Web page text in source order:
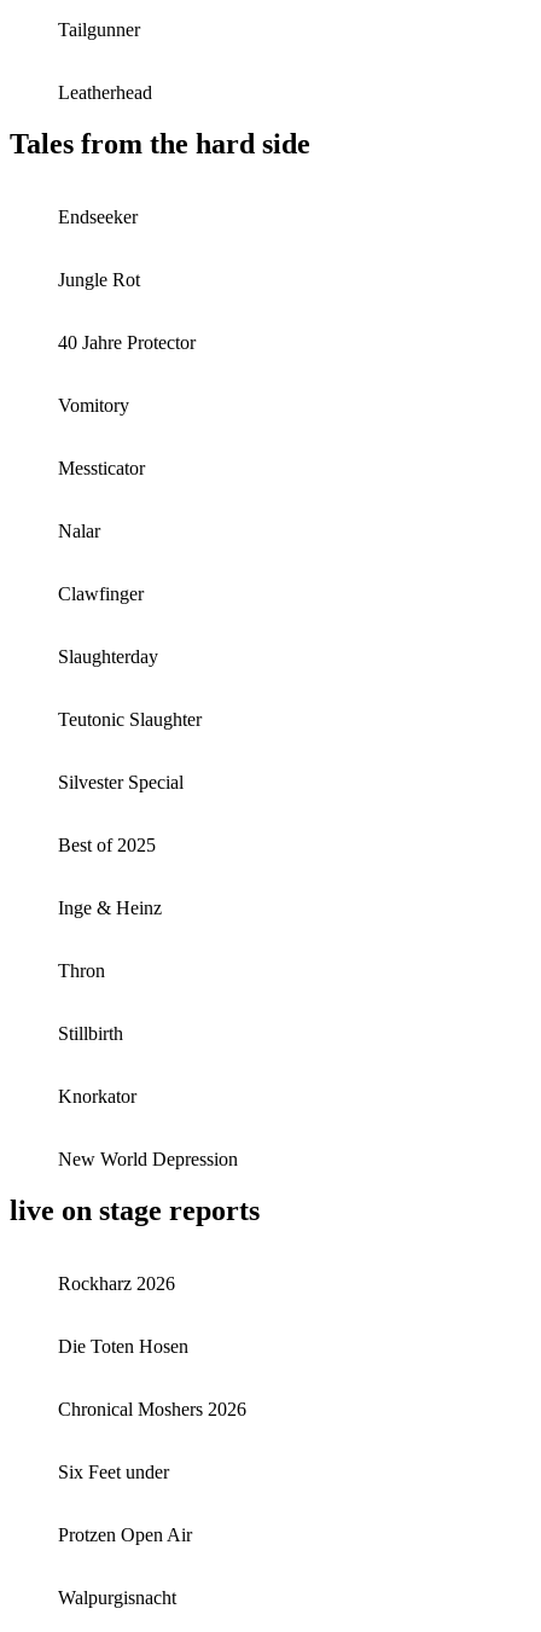
Tailgunner
Leatherhead
Tales from the hard side
Endseeker
Jungle Rot
40 Jahre Protector
Vomitory
Messticator
Nalar
Clawfinger
Slaughterday
Teutonic Slaughter
Silvester Special
Best of 2025
Inge & Heinz
Thron
Stillbirth
Knorkator
New World Depression
live on stage reports
Rockharz 2026
Die Toten Hosen
Chronical Moshers 2026
Six Feet under
Protzen Open Air
Walpurgisnacht